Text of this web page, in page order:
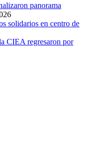
panorama
solidarios en centro de
CIEA regresaron por